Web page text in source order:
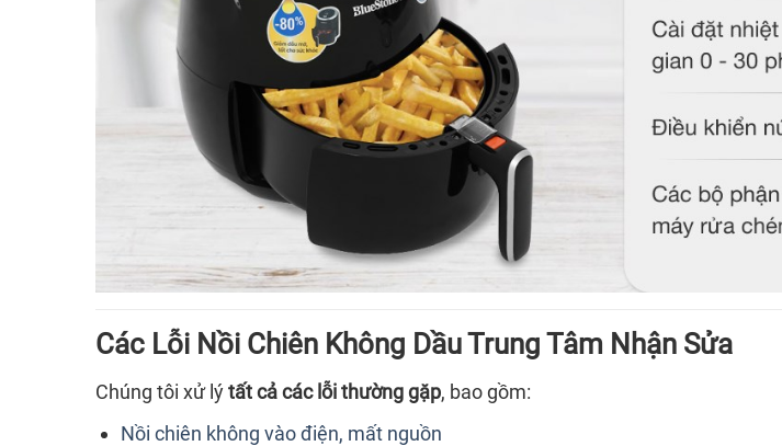
Các Lỗi Nồi Chiên Không Dầu Trung Tâm Nhận Sửa
Chúng tôi xử lýtất cả các lỗi thường gặp, bao gồm:
Nồi chiên không vào điện, mất nguồn